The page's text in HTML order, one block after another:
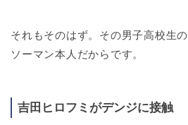
それもそのはず。その男子高校生
ソーマン本人だからです。
吉田ヒロフミがデンジに接触